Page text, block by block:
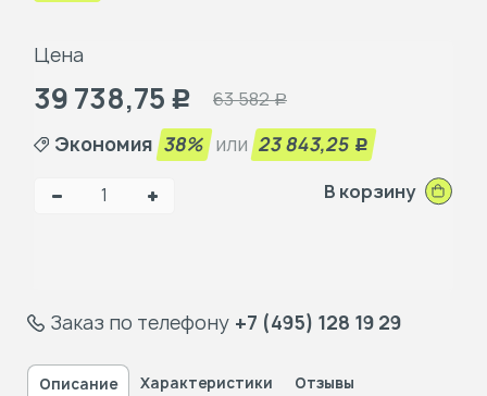
Цена
39 738,75 Р 63 582Р
Экономия 38% или 23 843,25Р
В корзину
Заказ по телефону +7 (495) 128 19 29
Описание Характеристики Отзывы